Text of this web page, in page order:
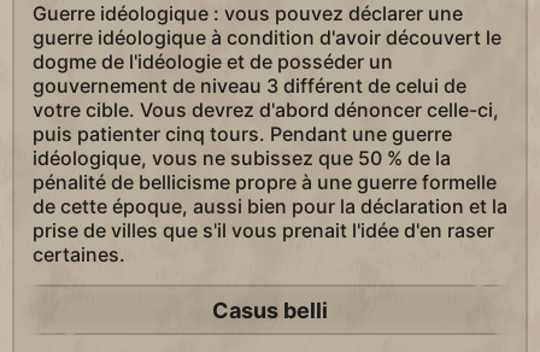
Guerre idéologique : vous pouvez déclarer une
guerre idéologique à condition d'avoir découvert le
dogme de l'idéologie et de posséder un
gouvernement de niveau 3 différent de celui de
votre cible. Vous devrez d'abord dénoncer celle-ci,
puis patienter cinq tours. Pendant une guerre
idéologique, vous ne subissez que 50 % de la
pénalité de bellicisme propre à une guerre formelle
de cette époque, aussi bien pour la déclaration et la
prise de villes que s'il vous prenait l'idée d'en raser
certaines.
Casus belli